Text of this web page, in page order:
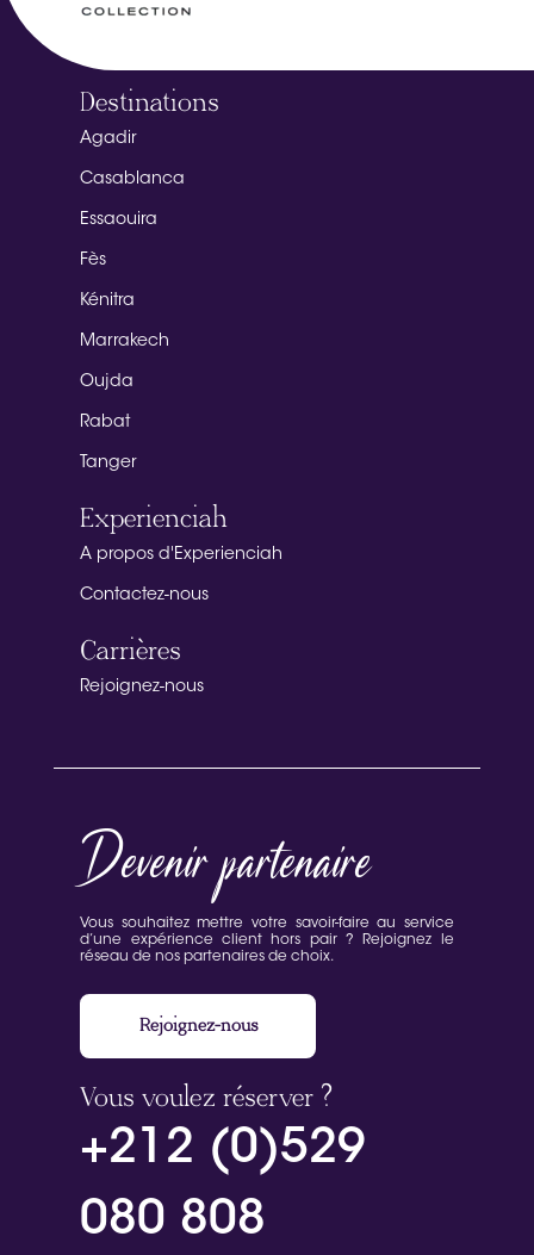
Destinations
Agadir
Casablanca
Essaouira
Fès
Kénitra
Marrakech
Oujda
Rabat
Tanger
Experienciah
A propos d'Experienciah
Contactez-nous
Carrières
Rejoignez-nous
Devenir partenaire
Vous souhaitez mettre votre savoir-faire au service
d’une expérience client hors pair ? Rejoignez le
réseau de nos partenaires de choix.
Rejoignez-nous
Vous voulez réserver ?
+212 (0)529
080 808